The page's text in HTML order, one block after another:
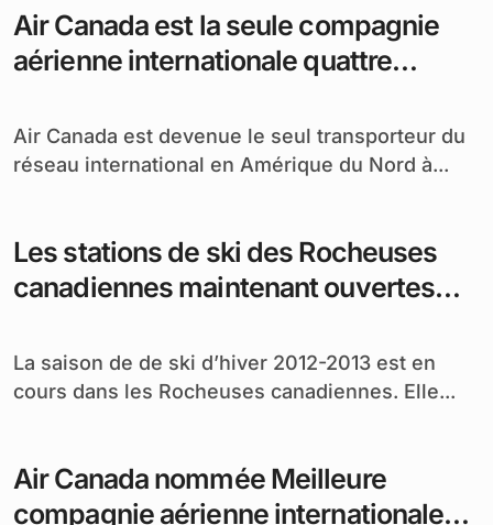
Air Canada est la seule compagnie
aérienne internationale quattre
Air Canada est devenue le seul transporteur du
réseau international en Amérique du Nord à...
Les stations de ski des Rocheuses
canadiennes maintenant ouvertes
La saison de de ski d’hiver 2012-2013 est en
cours dans les Rocheuses canadiennes. Elle...
Air Canada nommée Meilleure
compagnie aérienne internationale